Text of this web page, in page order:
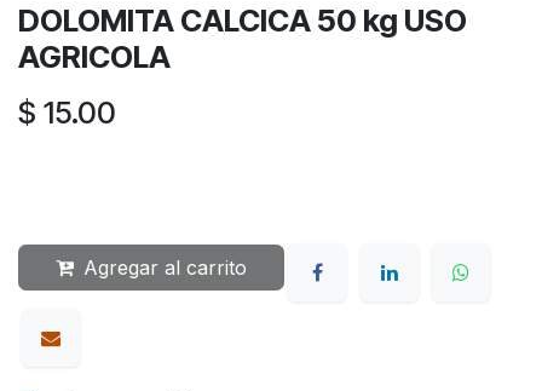
DOLOMITA CALCICA 50 kg USO
AGRICOLA
$ 15.00
Agregar al carrito